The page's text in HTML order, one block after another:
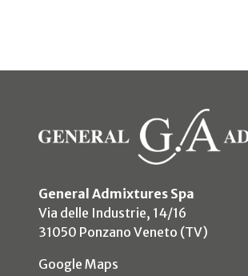
General Admixtures Spa
Via delle Industrie, 14/16
31050 Ponzano Veneto (TV)
Google Maps (si apre in un nuovo